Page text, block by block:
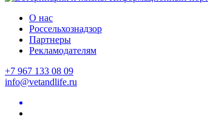
О нас
Россельхознадзор
Партнеры
Рекламодателям
+7 967 133 08 09
info@vetandlife.ru